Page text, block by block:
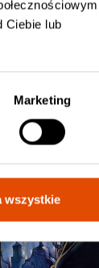
Ciebie lub
Marketing
wszystkie
przed